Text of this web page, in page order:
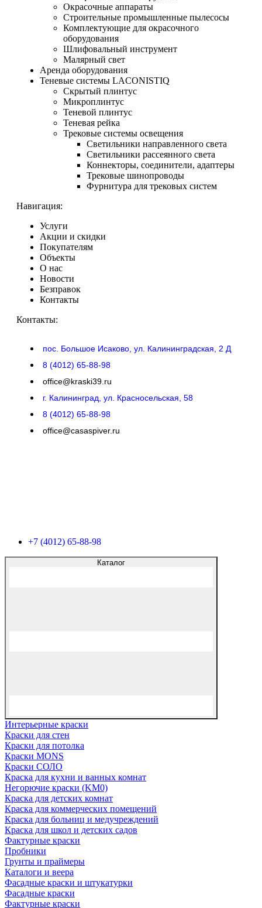
Окрасочные аппараты
Строительные промышленные пылесосы
Комплектующие для окрасочного
оборудования
Шлифовальный инструмент
Малярный свет
Аренда оборудования
Теневые системы LACONISTIQ
Скрытый плинтус
Микроплинтус
Теневой плинтус
Теневая рейка
Трековые системы освещения
Светильники направленного света
Светильники рассеянного света
Коннекторы, соединители, адаптеры
Трековые шинопроводы
Фурнитура для трековых систем
Навигация:
Услуги
Акции и скидки
Покупателям
Объекты
О нас
Новости
Безправок
Контакты
Контакты:
пос. Большое Исаково, ул. Калининградская, 2 Д
8 (4012) 65-88-98
office@kraski39.ru
г. Калининград, ул. Красносельская, 58
8 (4012) 65-88-98
office@casaspiver.ru
+7 (4012) 65-88-98
Каталог
Интерьерные краски
Краски для стен
Краски для потолка
Краски MONS
Краски СОЛО
Краска для кухни и ванных комнат
Негорючие краски (KM0)
Краска для детских комнат
Краска для коммерческих помещений
Краска для больниц и медучреждений
Краска для школ и детских садов
Фактурные краски
Пробники
Грунты и праймеры
Каталоги и веера
Фасадные краски и штукатурки
Фасадные краски
Фактурные краски